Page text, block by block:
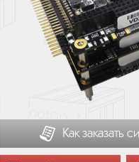
Как заказать